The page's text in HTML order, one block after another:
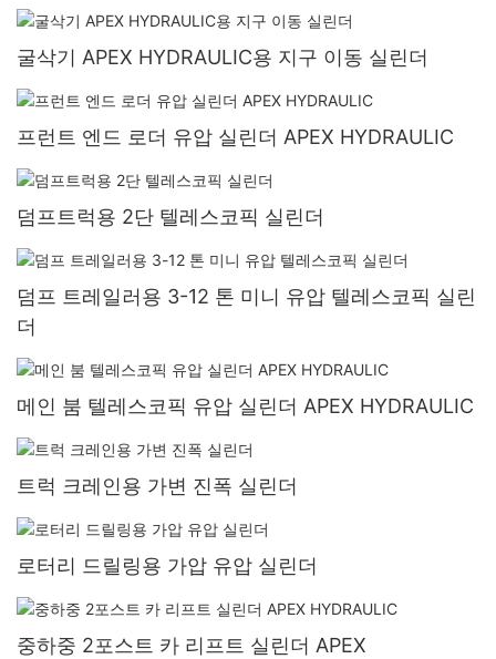
굴삭기 APEX HYDRAULIC용 지구 이동 실린더
프런트 엔드 로더 유압 실린더 APEX HYDRAULIC
덤프트럭용 2단 텔레스코픽 실린더
덤프 트레일러용 3-12 톤 미니 유압 텔레스코픽 실린
더
메인 붐 텔레스코픽 유압 실린더 APEX HYDRAULIC
트럭 크레인용 가변 진폭 실린더
로터리 드릴링용 가압 유압 실린더
중하중 2포스트 카 리프트 실린더 APEX